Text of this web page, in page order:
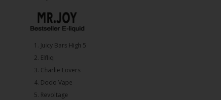
1.⁠ ⁠Juicy Bars High 5
2.⁠ ⁠⁠Elfliq
3.⁠ ⁠⁠Charlie Lovers
4.⁠ ⁠⁠Dodo Vape
5. ⁠Revoltage